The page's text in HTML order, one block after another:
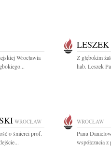
Wrocławia
Z głębokim
hab. Leszek
WROCŁAW
o śmierci prof.
WROCŁAW
Panu
współczucia